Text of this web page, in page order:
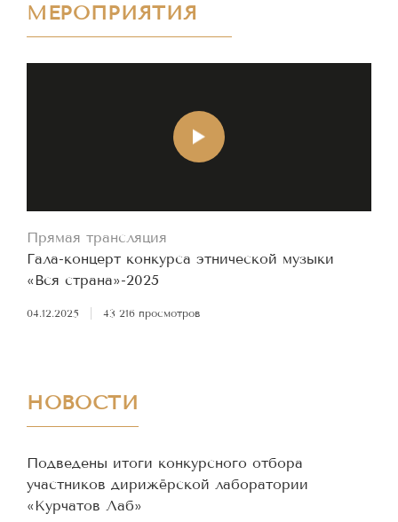
МЕРОПРИЯТИЯ
Прямая трансляция
Гала-концерт конкурса этнической музыки
«Вся страна»-2025
04.12.2025 43 216 просмотров
НОВОСТИ
Подведены итоги конкурсного отбора
участников дирижёрской лаборатории
«Курчатов Лаб»